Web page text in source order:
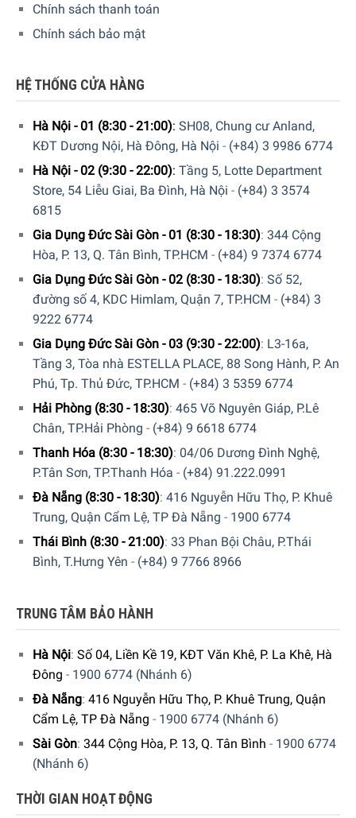
Chính sách thanh toán
Chính sách bảo mật
HỆ THỐNG CỬA HÀNG
Hà Nội - 01 (8:30 - 21:00): SH08, Chung cư Anland,
KĐT Dương Nội, Hà Đông, Hà Nội - (+84) 3 9986 6774
Hà Nội - 02 (9:30 - 22:00): Tầng 5, Lotte Department
Store, 54 Liễu Giai, Ba Đình, Hà Nội - (+84) 3 3574
6815
Gia Dụng Đức Sài Gòn - 01 (8:30 - 18:30): 344 Cộng
Hòa, P. 13, Q. Tân Bình, TP.HCM - (+84) 9 7374 6774
Gia Dụng Đức Sài Gòn - 02 (8:30 - 18:30): Số 52,
đường số 4, KDC Himlam, Quận 7, TP.HCM - (+84) 3
9222 6774
Gia Dụng Đức Sài Gòn - 03 (9:30 - 22:00): L3-16a,
Tầng 3, Tòa nhà ESTELLA PLACE, 88 Song Hành, P. An
Phú, Tp. Thủ Đức, TP.HCM - (+84) 3 5359 6774
Hải Phòng (8:30 - 18:30): 465 Võ Nguyên Giáp, P.Lê
Chân, TP.Hải Phòng - (+84) 9 6618 6774
Thanh Hóa (8:30 - 18:30): 04/06 Dương Đình Nghệ,
P.Tân Sơn, TP.Thanh Hóa - (+84) 91.222.0991
Đà Nẵng (8:30 - 18:30): 416 Nguyễn Hữu Thọ, P. Khuê
Trung, Quận Cẩm Lệ, TP Đà Nẵng - 1900 6774
Thái Bình (8:30 - 21:00): 33 Phan Bội Châu, P.Thái
Bình, T.Hưng Yên - (+84) 9 7766 8966
TRUNG TÂM BẢO HÀNH
Hà Nội: Số 04, Liền Kề 19, KĐT Văn Khê, P. La Khê, Hà
Đông - 1900 6774 (Nhánh 6)
Đà Nẵng: 416 Nguyễn Hữu Thọ, P. Khuê Trung, Quận
Cẩm Lệ, TP Đà Nẵng - 1900 6774 (Nhánh 6)
Sài Gòn: 344 Cộng Hòa, P. 13, Q. Tân Bình - 1900 6774
(Nhánh 6)
THỜI GIAN HOẠT ĐỘNG